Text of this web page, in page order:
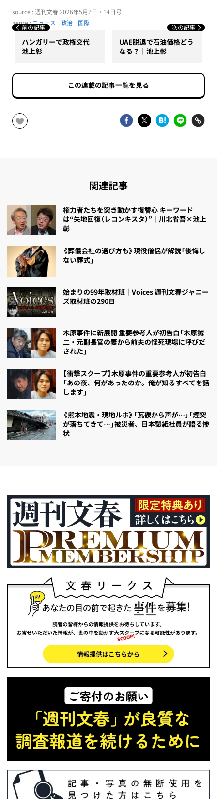
source : 週刊文春 2026年5月7日・14日号
genre :ニュース 政治 国際
前の記事
ハンガリーで政権交代｜
池上彰
次の記事
UAE脱退で石油価格どう
なる？｜池上彰
この連載の記事一覧を見る
関連記事
権力者たちを突き動かす復讐心 キーワード
は“失地回復（レコンキスタ）”｜川北省吾×池上
彰
《葬儀会社の選び方も》現役僧侶が解説「後悔し
ない葬式」
始まりの99年取材班｜Voices 週刊文春ジャニー
ズ取材班の290日
木原事件に新展開 重要参考人が初告白「木原誠
二・元副長官の妻から前夫の怪死現場に呼びだ
された」
【衝撃スクープ】木原事件の重要参考人が初告白
「あの夜、何があったのか。俺が知るすべてを話
します」
《熊本地震・現地ルポ》「瓦礫から声が…」「煙突
が落ちてきて…」被災者、日本製紙社員が語る惨
状